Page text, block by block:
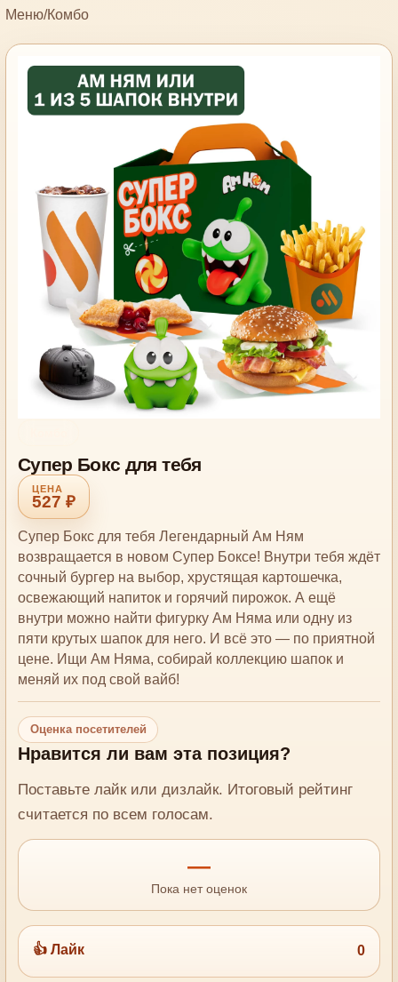
Меню/Комбо
Супер Бокс для тебя
527 ₽
Супер Бокс для тебя Легендарный Ам Ням
возвращается в новом Супер Боксе! Внутри тебя ждёт
сочный бургер на выбор, хрустящая картошечка,
освежающий напиток и горячий пирожок. А ещё
внутри можно найти фигурку Ам Няма или одну из
пяти крутых шапок для него. И всё это — по приятной
цене. Ищи Ам Няма, собирай коллекцию шапок и
меняй их под свой вайб!
Оценка посетителей
Нравится ли вам эта позиция?
Поставьте лайк или дизлайк. Итоговый рейтинг
считается по всем голосам.
—
Пока нет оценок
👍 Лайк 0